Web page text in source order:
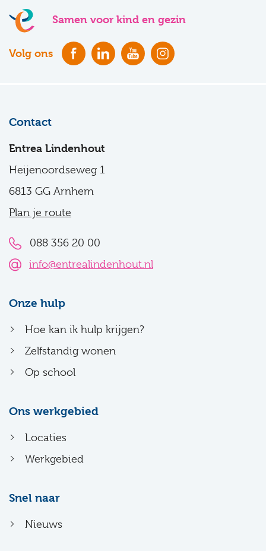
Samen voor kind en gezin
Volg ons
Contact
Entrea Lindenhout
Heijenoordseweg 1
6813 GG Arnhem
Plan je route
088 356 20 00
info@entrealindenhout.nl
Onze hulp
Hoe kan ik hulp krijgen?
Zelfstandig wonen
Op school
Ons werkgebied
Locaties
Werkgebied
Snel naar
Nieuws